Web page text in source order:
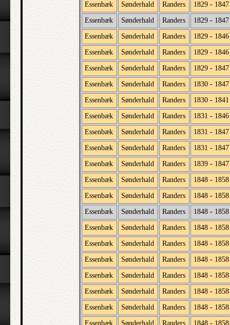
Essenbæk Sønderhald Randers 1829 - 1847
Essenbæk Sønderhald Randers 1829 - 1847
Essenbæk Sønderhald Randers 1829 - 1846
Essenbæk Sønderhald Randers 1829 - 1846
Essenbæk Sønderhald Randers 1829 - 1847
Essenbæk Sønderhald Randers 1830 - 1847
Essenbæk Sønderhald Randers 1830 - 1841
Essenbæk Sønderhald Randers 1831 - 1846
Essenbæk Sønderhald Randers 1831 - 1847
Essenbæk Sønderhald Randers 1831 - 1847
Essenbæk Sønderhald Randers 1839 - 1847
Essenbæk Sønderhald Randers 1848 - 1858
Essenbæk Sønderhald Randers 1848 - 1858
Essenbæk Sønderhald Randers 1848 - 1858
Essenbæk Sønderhald Randers 1848 - 1858
Essenbæk Sønderhald Randers 1848 - 1858
Essenbæk Sønderhald Randers 1848 - 1858
Essenbæk Sønderhald Randers 1848 - 1858
Essenbæk Sønderhald Randers 1848 - 1858
Essenbæk Sønderhald Randers 1848 - 1858
Essenbæk Sønderhald Randers 1848 - 1858